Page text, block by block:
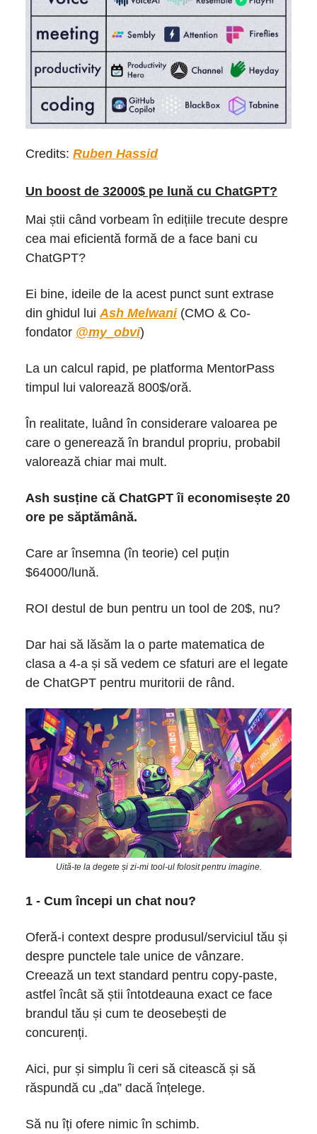
Credits: Ruben Hassid
Un boost de 32000$ pe lună cu ChatGPT?
Mai știi când vorbeam în edițiile trecute despre
cea mai eficientă formă de a face bani cu
ChatGPT?
Ei bine, ideile de la acest punct sunt extrase
din ghidul luiAsh Melwani(CMO & Co-
fondator @my_obvi)
La un calcul rapid, pe platforma MentorPass
timpul lui valorează 800$/oră.
În realitate, luând în considerare valoarea pe
care o generează în brandul propriu, probabil
valorează chiar mai mult.
Ash susține că ChatGPT îi economisește 20
ore pe săptămână.
Care ar însemna (în teorie) cel puțin
$64000/lună.
ROI destul de bun pentru un tool de 20$, nu?
Dar hai să lăsăm la o parte matematica de
clasa a 4-a și să vedem ce sfaturi are el legate
de ChatGPT pentru muritorii de rând.
Uită-te la degete și zi-mi tool-ul folosit pentru imagine.
1 - Cum începi un chat nou?
Oferă-i context despre produsul/serviciul tău și
despre punctele tale unice de vânzare.
Creează un text standard pentru copy-paste,
astfel încât să știi întotdeauna exact ce face
brandul tău și cum te deosebești de
concurenți.
Aici, pur și simplu îi ceri să citească și să
răspundă cu „da” dacă înțelege.
Să nu îți ofere nimic în schimb.